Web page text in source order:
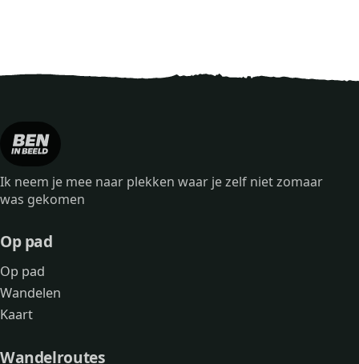
Ik neem je mee naar plekken waar je zelf niet zomaar
was gekomen
Op pad
Op pad
Wandelen
Kaart
Wandelroutes